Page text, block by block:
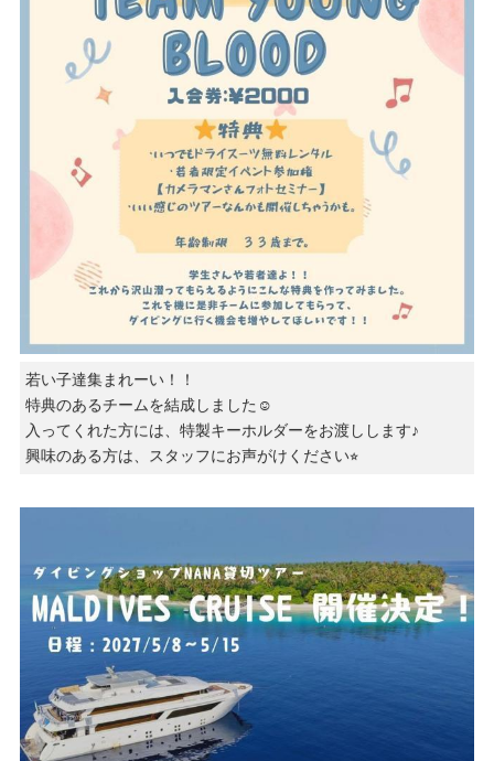
若い子達集まれーい！！
特典のあるチームを結成しました☺️
入ってくれた方には、特製キーホルダーをお渡しします♪
興味のある方は、スタッフにお声がけください⭐︎